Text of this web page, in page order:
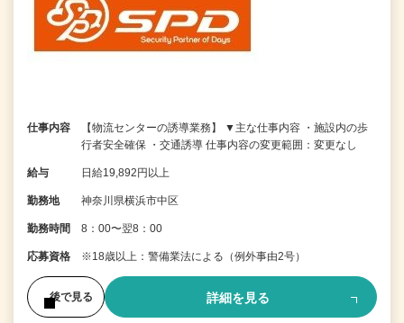
仕事内容
【物流センターの誘導業務】 ▼主な仕事内容 ・施設内の歩
行者安全確保 ・交通誘導 仕事内容の変更範囲：変更なし
給与 日給19,892円以上
勤務地 神奈川県横浜市中区
勤務時間 8：00〜翌8：00
応募資格 ※18歳以上：警備業法による（例外事由2号）
後で見る 詳細を見る